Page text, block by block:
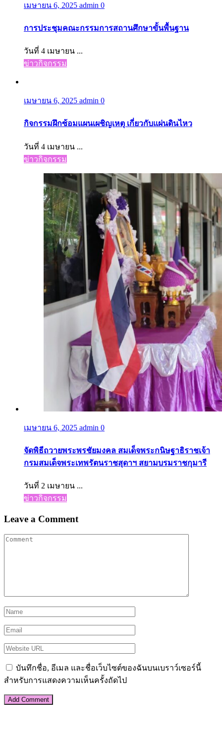
เมษายน 6, 2025 admin 0
การประชุมคณะกรรมการสถานศึกษาขั้นพื้นฐาน
วันที่ 4 เมษายน ...
ข่าวกิจกรรม
เมษายน 6, 2025 admin 0
กิจกรรมฝึกซ้อมแผนเผชิญเหตุ เกี่ยวกับแผ่นดินไหว
วันที่ 4 เมษายน ...
ข่าวกิจกรรม
เมษายน 6, 2025 admin 0
จัดพิธีถวายพระพรชัยมงคล สมเด็จพระกนิษฐาธิราชเจ้า
กรมสมเด็จพระเทพรัตนราชสุดาฯ สยามบรมราชกุมารี
วันที่ 2 เมษายน ...
ข่าวกิจกรรม
Leave a Comment
บันทึกชื่อ, อีเมล และชื่อเว็บไซต์ของฉันบนเบราว์เซอร์นี้
สำหรับการแสดงความเห็นครั้งถัดไป